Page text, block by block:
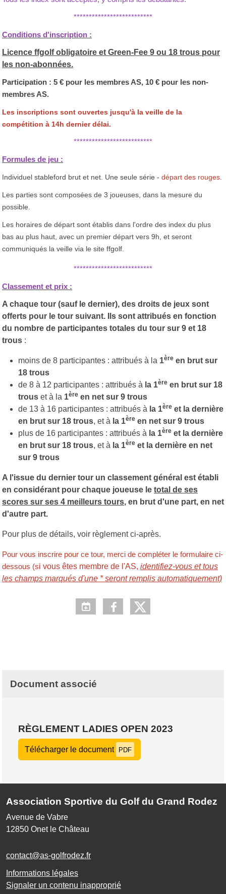
**************************
Conditions d'inscription :
Licence ffgolf obligatoire et Green-Fee 9 ou 18 trous pour
les non-abonnées.
Participation : 5 € pour les membres AS, 10 € pour les non-
membres AS.
Les inscriptions sont ouvertes jusqu'à la veille de la
compétition à 14h dernier délai.
**************************
Formules de jeu :
Individuel stableford brut et net. Une seule série - départ des rouges
Les parties sont composées de 3 joueuses, dans la mesure du
possible.
Les horaires de départ sont établis dans l'ordre des index du plus
bas au plus haut, avec un premier départ vers 9h, et seront
communiqués la veille via le site ffgolf.
**************************
Classement et prix :
A chaque tour (sauf le dernier), des droits de jeux sont
offerts pour le tour suivant. Ils sont attribués en fonction
du nombre de participantes totales du tour sur 9 et 18
trous :
moins de 8 participantes : attribués à la 1ère en brut sur
18 trous
de 8 à 12 participantes : attribués à la 1ère en brut sur 18
trous et à la 1ère en net sur 9 trous
de 13 à 16 participantes : attribués à la 1ère et la dernière
en brut sur 18 trous, et à la 1ère en net sur 9 trous
plus de 16 participantes : attribués à la 1ère et la dernière
en brut sur 18 trous, et à la 1ère et la dernière en net
sur 9 trous
A l'issue du dernier tour un classement général est établi
en considérant pour chaque joueuse le total de ses
scores sur ses 4 meilleurs tours, en brut d'une part, en net
d'autre part.
Pour plus de détails, voir règlement ci-après.
Pour vous inscrire pour ce tour, merci de compléter le formulaire ci-
dessous (si vous êtes membre de l'AS, identifiez-vous et tous
les champs marqués d'une * seront remplis automatiquement)
Document associé
RÈGLEMENT LADIES OPEN 2023
Télécharger le document PDF
Association Sportive du Golf du Grand Rodez
Avenue de Vabre
12850 Onet le Château
contact@as-golfrodez.fr
Informations légales
Signaler un contenu inapproprié